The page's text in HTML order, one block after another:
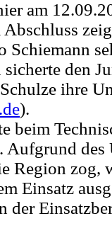
am
Abschluss
den
ihre
).
beim
Aufgrund des
Region zog,
Einsatz